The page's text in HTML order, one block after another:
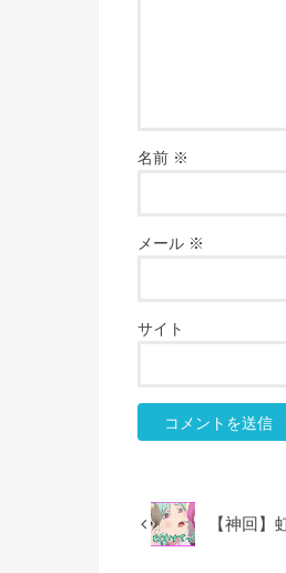
名前 ※
メール ※
サイト
【神回】